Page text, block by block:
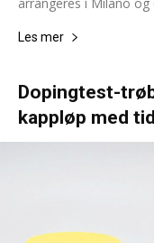
Les mer
Dopingtest-
kappløp med